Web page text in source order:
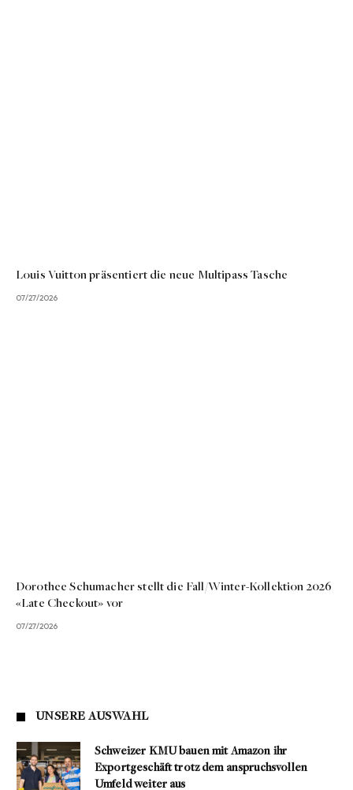
Louis Vuitton präsentiert die neue Multipass Tasche
07/27/2026
Dorothee Schumacher stellt die Fall/Winter-Kollektion 2026
«Late Checkout» vor
07/27/2026
UNSERE AUSWAHL
Schweizer KMU bauen mit Amazon ihr
Exportgeschäft trotz dem anspruchsvollen
Umfeld weiter aus